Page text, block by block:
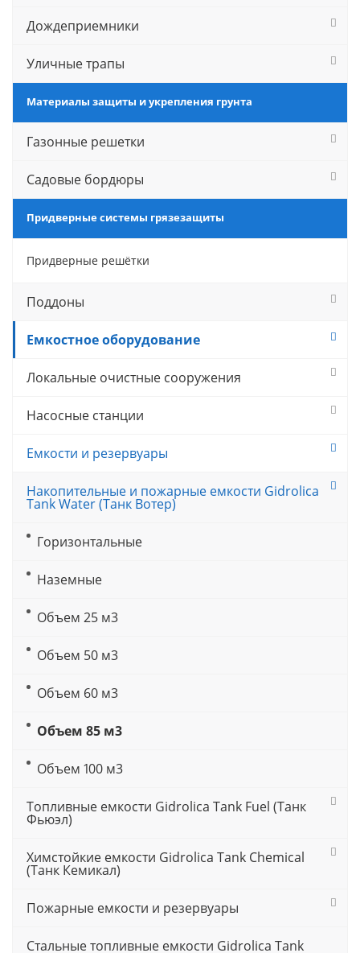
Дождеприемники
Уличные трапы
Материалы защиты и укрепления грунта
Газонные решетки
Садовые бордюры
Придверные системы грязезащиты
Придверные решётки
Поддоны
Емкостное оборудование
Локальные очистные сооружения
Насосные станции
Емкости и резервуары
Накопительные и пожарные емкости Gidrolica
Tank Water (Танк Вотер)
Горизонтальные
Наземные
Объем 25 м3
Объем 50 м3
Объем 60 м3
Объем 85 м3
Объем 100 м3
Топливные емкости Gidrolica Tank Fuel (Танк
Фьюэл)
Химстойкие емкости Gidrolica Tank Chemical
(Танк Кемикал)
Пожарные емкости и резервуары
Стальные топливные емкости Gidrolica Tank